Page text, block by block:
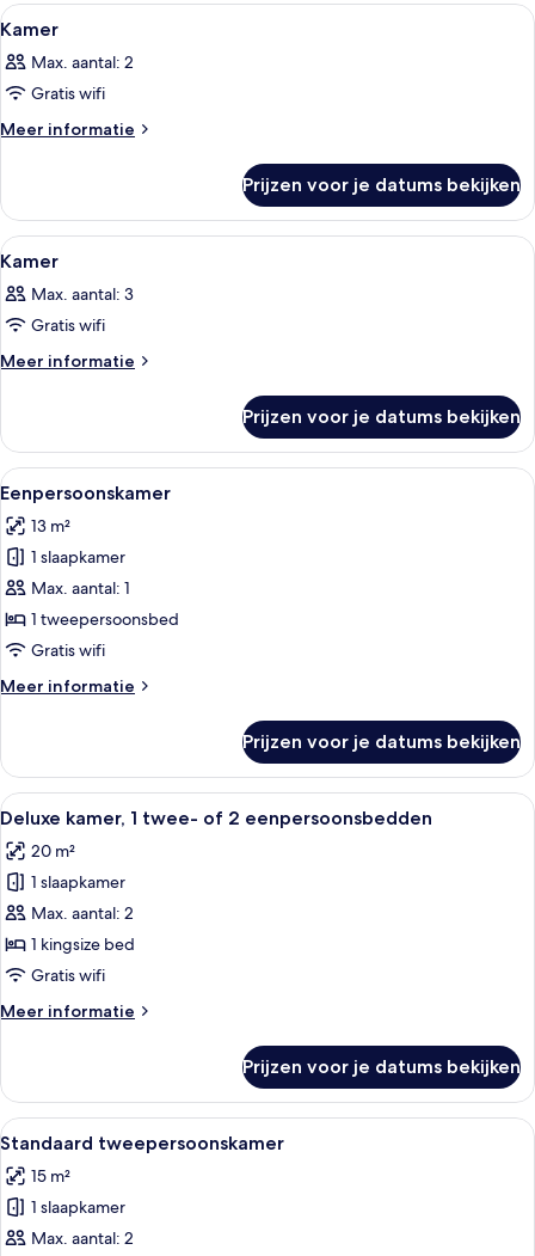
Alle
foto's
voor
Kamer
laden
Een hotelkamer met een bed, een
3
Kamer
Max. aantal: 2
Gratis wifi
Meer informatie
Meer
Prijzen voor je datums bekijken
Alle
foto's
voor
Kamer
laden
Een hotelkamer met een bed, een
5
Kamer
Max. aantal: 3
Gratis wifi
Meer informatie
Meer
Prijzen voor je datums bekijken
Alle
foto's
voor
Eenpersoonskamer
laden
Een hotelkamer met een net
6
Eenpersoonskamer
13 m²
1 slaapkamer
Max. aantal: 1
1 tweepersoonsbed
Gratis wifi
Meer informatie
Meer
Prijzen voor je datums bekijken
Alle
foto's
voor
Deluxe
kamer,
1
twee-
2
Een hotelkamer met een groot bed,
9
Deluxe kamer, 1 twee- of 2 eenpersoonsbedden
20 m²
1 slaapkamer
Max. aantal: 2
1 kingsize bed
Gratis wifi
Meer informatie
Meer
kamer,
twee-
2
eenpersoonsbedden
Prijzen voor je datums bekijken
Alle
foto's
voor
Standaard
tweepersoonskamer
Een hotelkamer met een groot bed,
5
Standaard tweepersoonskamer
15 m²
1 slaapkamer
Max. aantal: 2